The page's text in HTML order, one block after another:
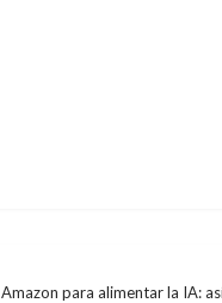
para alimentar la IA: